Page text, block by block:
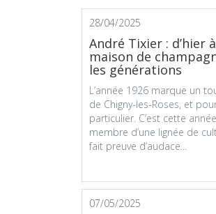
28/04/2025
André Tixier : d’hier
maison de
les générations
L’année 1926 marque un
de Chigny-les-Roses, et
particulier. C’est cette
membre d’une lignée de
fait preuve d’audace...
07/05/2025